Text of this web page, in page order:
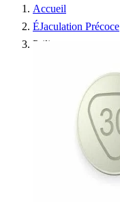
Accueil
ÉJaculation Précoce
Priligy